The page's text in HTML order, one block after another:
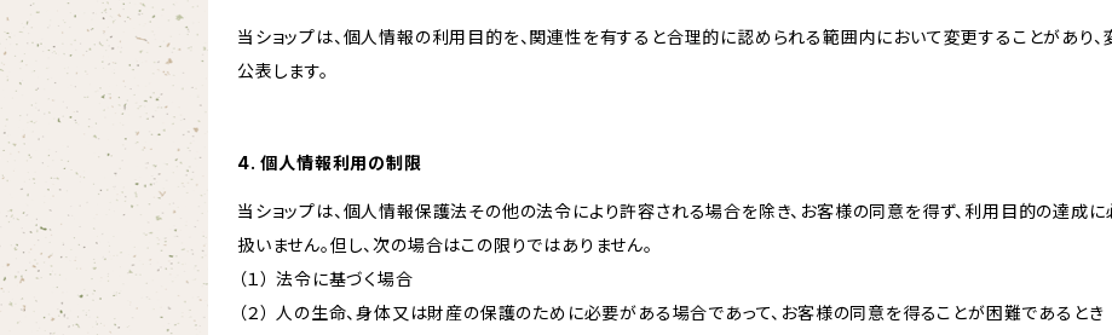
当ショップは、個人情報の利用目的を、関連性を有すると合理的に認められる範囲内において変更することがあり
公表します。
4. 個人情報利用の制限
当ショップは、個人情報保護法その他の法令により許容される場合を除き、お客様の同意を得ず、利用目的の達成
扱いません。但し、次の場合はこの限りではありません。
（１） 法令に基づく場合
（２） 人の生命、身体又は財産の保護のために必要がある場合であって、お客様の同意を得ることが困難であるとき